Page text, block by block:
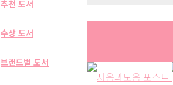
추천 도서
수상 도서
브랜드별 도서